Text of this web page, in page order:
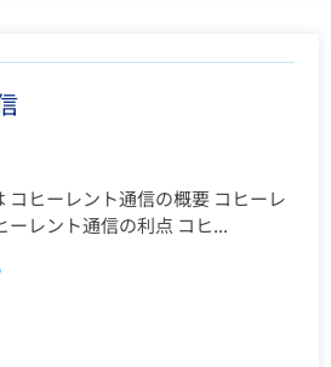
コヒーレント通信の概要 コヒーレ
ーレント通信の利点 コヒ...